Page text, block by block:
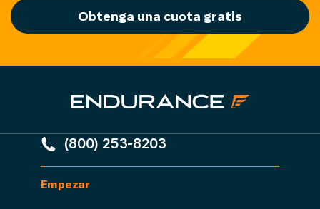
Obtenga una cuota gratis
(800) 253-8203
Empezar